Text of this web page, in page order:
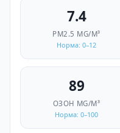
7.4
PM2.5 ΜG/M³
Норма: 0–12
89
ОЗОН ΜG/M³
Норма: 0–100